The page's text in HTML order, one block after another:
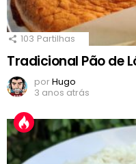
103 Partilhas
Tradicional Pão de
porHugo
3 anos atrás